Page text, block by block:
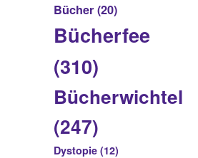
Bücher (20)
Bücherfee
(310)
Bücherwichtel
(247)
Dystopie (12)